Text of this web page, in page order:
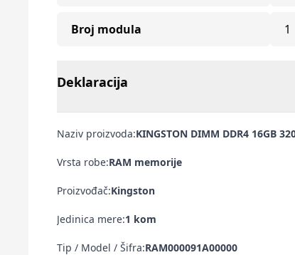
Broj modula 1
Deklaracija
Naziv proizvoda:KINGSTON DIMM DDR4 16GB
Vrsta robe:RAM memorije
Proizvođač:Kingston
Jedinica mere:1 kom
Tip / Model / Šifra:RAM000091A00000